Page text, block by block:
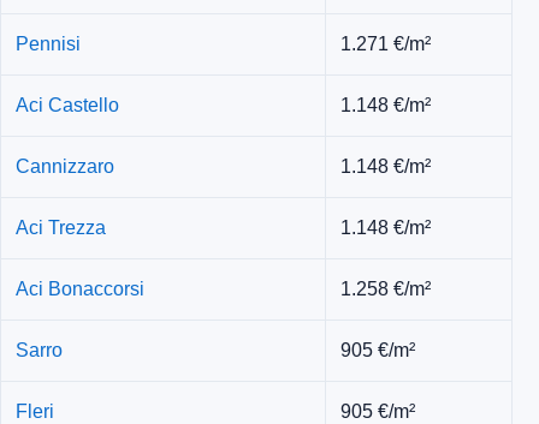
Pennisi 1.271 €/m²
Aci Castello 1.148 €/m²
Cannizzaro 1.148 €/m²
Aci Trezza 1.148 €/m²
Aci Bonaccorsi 1.258 €/m²
Sarro 905 €/m²
Fleri 905 €/m²